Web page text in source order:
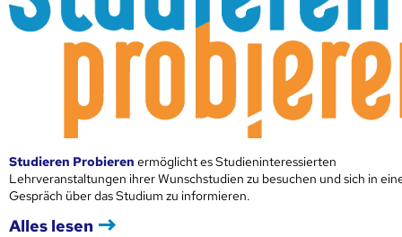
Studieren Probieren ermöglicht es Studieninteressierten
Lehrveranstaltungen ihrer Wunschstudien zu besuchen und sich in
Gespräch über das Studium zu informieren.
Alles lesen